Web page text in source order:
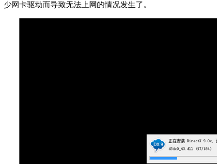
少网卡驱动而导致无法上网的情况发生了。